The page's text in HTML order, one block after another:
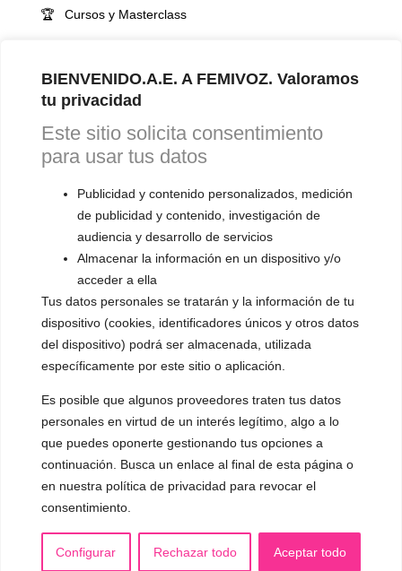
BIENVENIDO.A.E. A FEMIVOZ. Valoramos
tu privacidad
Este sitio solicita consentimiento
para usar tus datos
Publicidad y contenido personalizados, medición
de publicidad y contenido, investigación de
audiencia y desarrollo de servicios
Almacenar la información en un dispositivo y/o
acceder a ella
Tus datos personales se tratarán y la información de tu
dispositivo (cookies, identificadores únicos y otros datos
del dispositivo) podrá ser almacenada, utilizada
específicamente por este sitio o aplicación.
Es posible que algunos proveedores traten tus datos
personales en virtud de un interés legítimo, algo a lo
que puedes oponerte gestionando tus opciones a
continuación. Busca un enlace al final de esta página o
en nuestra política de privacidad para revocar el
consentimiento.
Configurar Rechazar todo Aceptar todo
🏆 Cursos y Masterclass
▪️ Feminización de la voz
▪️ Neutralización de la voz
▪️ Dualización de la voz
▪️ Androginización de la voz
OTRAS SESIONES
▪️ Caracterización de la voz
▪️ Voz virilizada por esteroides
▪️ Modificación del acento
CONTACTO Y CITAS
✅Pide tu CITA ONLINE
WhatsApp :+34 625 14 46 47